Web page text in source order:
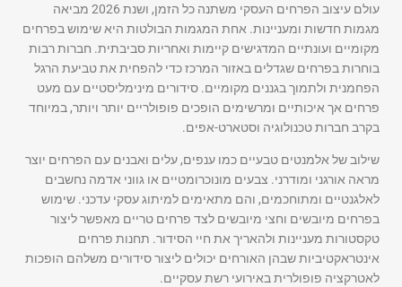
עולם עיצוב הפרחים העסקי משתנה כל הזמן, ושנת 2026 מביאה
מגמות חדשות ומעניינות. אחת המגמות הבולטות היא שימוש בפרחים
מקומיים ועונתיים המדגישים קיימות ואחריות סביבתית. חברות רבות
בוחרות בפרחים שגדלים באזור המרכז כדי להפחית את טביעת הרגל
הפחמנית ולתמוך בגננים מקומיים. סידורים מינימליסטיים עם מעט
פרחים אך איכותיים ומרשימים הופכים פופולריים יותר ויותר, במיוחד
בקרב חברות טכנולוגיה וסטארט-אפים.
שילוב של אלמנטים טבעיים כמו ענפים, עלים ואבנים עם הפרחים יוצר
מראה אורגני ומודרני. צבעים מונוכרומטיים או גווני אדמה נחשבים
לאלגנטיים ומתוחכמים, והם מתאימים למיתוג עסקי עדכני. שימוש
בפרחים מיובשים וחצי מיובשים לצד פרחים טריים מאפשר ליצור
טקסטורות מעניינות ולהאריך את חיי הסידור. תחנות פרחים
אינטראקטיביות שבהן האורחים יכולים ליצור סידורים משלהם הופכות
לאטרקציה פופולרית באירועי רשת עסקיים.